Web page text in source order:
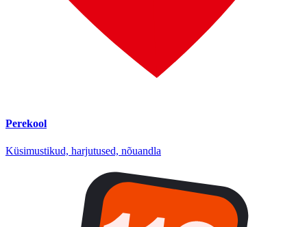
Perekool
Küsimustikud, harjutused, nõuandla